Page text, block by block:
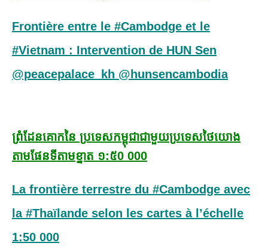
Frontière entre le #Cambodge et le
#Vietnam : Intervention de HUN Sen
@peacepalace_kh @hunsencambodia
ព្រំដែនគោកនៃ ប្រទេសកម្ពុជាជាមួយប្រទេសថៃយោង
តាមផែនទីតាមខ្នាត ១:៥0 000
La frontière terrestre du #Cambodge avec
la #Thaïlande selon les cartes à l’échelle
1:50 000